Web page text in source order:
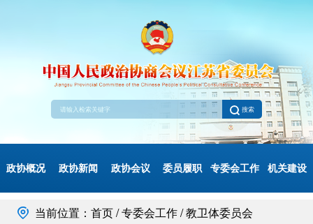
搜索
政协概况 政协新闻 政协会议 委员履职 专委会工作 机关建设
当前位置：首页 / 专委会工作 / 教卫体委员会